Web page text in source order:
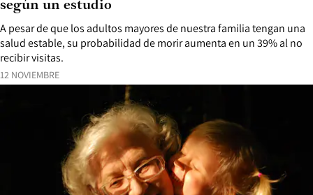
12 NOVIEMBRE
A pesar de que los adultos mayores de nuestra familia tengan una
salud estable, su probabilidad de morir aumenta en un 39% al no
recibir visitas.
según un estudio